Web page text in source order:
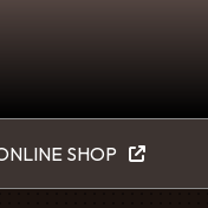
SHOP